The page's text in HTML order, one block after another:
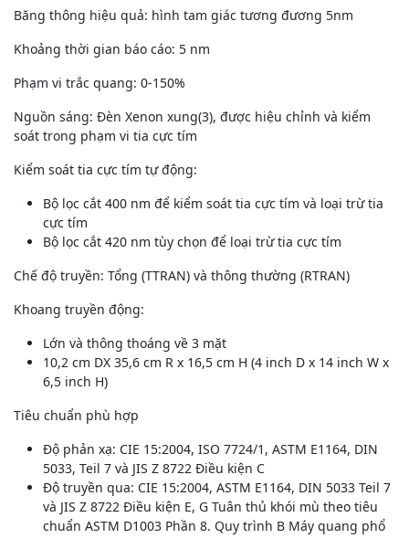
Băng thông hiệu quả: hình tam giác tương đương 5nm
Khoảng thời gian báo cáo: 5 nm
Phạm vi trắc quang: 0-150%
Nguồn sáng: Đèn Xenon xung(3), được hiệu chỉnh và kiểm
soát trong phạm vi tia cực tím
Kiểm soát tia cực tím tự động:
Bộ lọc cắt 400 nm để kiểm soát tia cực tím và loại trừ tia
cực tím
Bộ lọc cắt 420 nm tùy chọn để loại trừ tia cực tím
Chế độ truyền: Tổng (TTRAN) và thông thường (RTRAN)
Khoang truyền động:
Lớn và thông thoáng về 3 mặt
10,2 cm DX 35,6 cm R x 16,5 cm H (4 inch D x 14 inch W x
6,5 inch H)
Tiêu chuẩn phù hợp
Độ phản xạ: CIE 15:2004, ISO 7724/1, ASTM E1164, DIN
5033, Teil 7 và JIS Z 8722 Điều kiện C
Độ truyền qua: CIE 15:2004, ASTM E1164, DIN 5033 Teil 7
và JIS Z 8722 Điều kiện E, G Tuân thủ khói mù theo tiêu
chuẩn ASTM D1003 Phần 8. Quy trình B Máy quang phổ